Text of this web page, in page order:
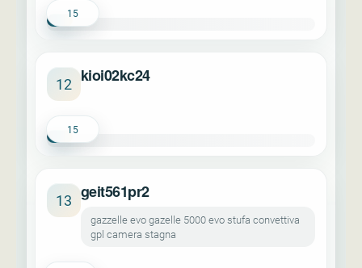
15
12 kioi02kc24
15
13 geit561pr2
gazzelle evo gazelle 5000 evo stufa convettiva
gpl camera stagna